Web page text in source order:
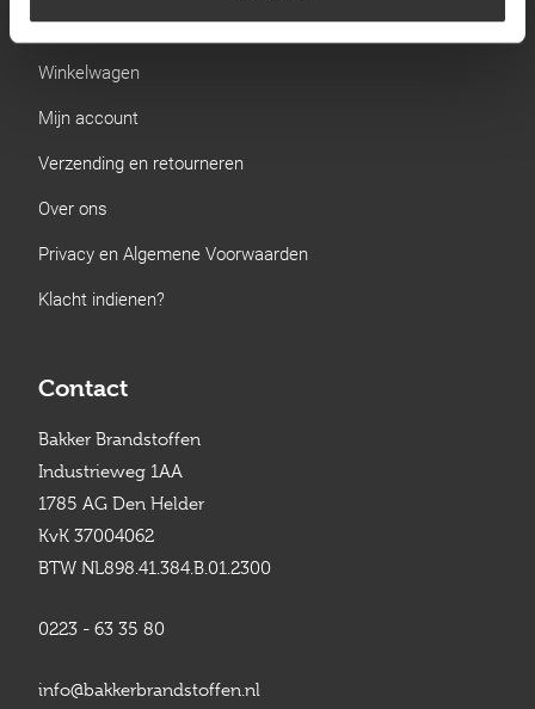
Links
Winkelwagen
Mijn account
Verzending en retourneren
Over ons
Privacy en Algemene Voorwaarden
Klacht indienen?
Contact
Bakker Brandstoffen
Industrieweg 1AA
1785 AG Den Helder
KvK 37004062
BTW NL898.41.384.B.01.2300
0223 - 63 35 80
info@bakkerbrandstoffen.nl